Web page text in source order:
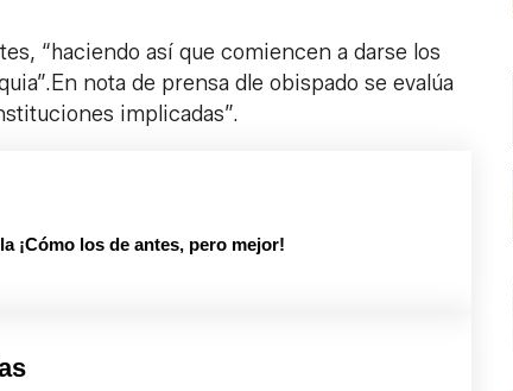
“haciendo así que comiencen a darse los
nota de prensa dle obispado se evalúa
implicadas”.
¡Cómo los de antes, pero mejor!